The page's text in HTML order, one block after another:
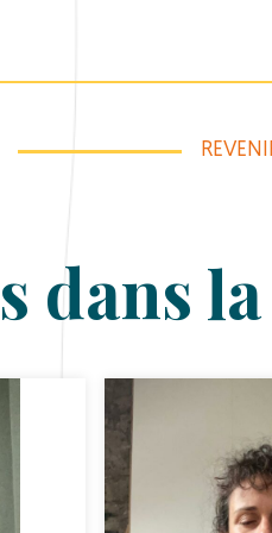
dans